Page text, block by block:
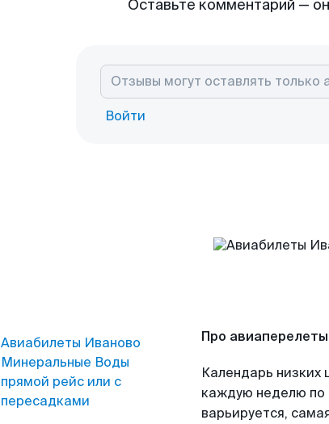
Оставьте комментарий —
Войти
Авиабилеты Иваново
Минеральные Воды
прямой рейс или с
пересадками
Про
Календарь низких
каждую неделю по
варьируется,